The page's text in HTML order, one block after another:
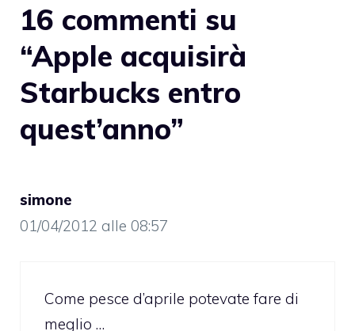
16 commenti su
“Apple acquisirà
Starbucks entro
quest’anno”
simone
01/04/2012 alle 08:57
Come pesce d’aprile potevate fare di
meglio …